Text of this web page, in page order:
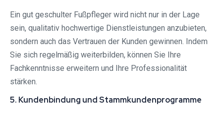
Ein gut geschulter Fußpfleger wird nicht nur in der Lage
sein, qualitativ hochwertige Dienstleistungen anzubieten,
sondern auch das Vertrauen der Kunden gewinnen. Indem
Sie sich regelmäßig weiterbilden, können Sie Ihre
Fachkenntnisse erweitern und Ihre Professionalität
stärken.
5. Kundenbindung und Stammkundenprogramme